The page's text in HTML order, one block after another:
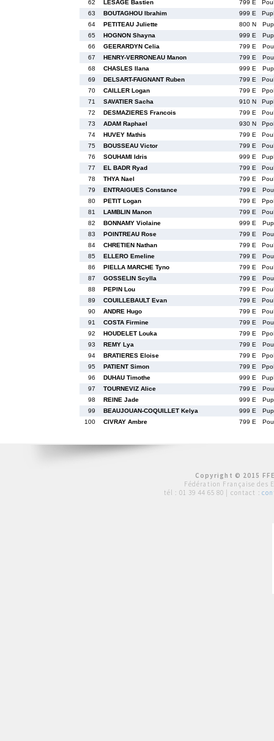
62
LESAGE Bastien 799 E
63
BOUTAGHOU Ibrahim 999 E
64
PETITEAU Juliette 800 N
65
HOGNON Shayna 999 E
66
GEERARDYN Celia 799 E
67
HENRY-VERRONEAU Manon 799 E
68
CHASLES Ilana 999 E
69
DELSART-FAIGNANT Ruben 799 E
70
CAILLER Logan 799 E
71
SAVATIER Sacha 910 N
72
DESMAZIERES Francois 799 E
73
ADAM Raphael 930 N
74
HUVEY Mathis 799 E
75
BOUSSEAU Victor 799 E
76
SOUHAMI Idris 999 E
77
EL BADR Ryad 799 E
78
THYA Nael 799 E
79
ENTRAIGUES Constance 799 E
80
PETIT Logan 799 E
81
LAMBLIN Manon 799 E
82
BONNAMY Violaine 999 E
83
POINTREAU Rose 799 E
84
CHRETIEN Nathan 799 E
85
ELLERO Emeline 799 E
86
PIELLA MARCHE Tyno 799 E
87
GOSSELIN Scylla 799 E
88
PEPIN Lou 799 E
89
COUILLEBAULT Evan 799 E
90
ANDRE Hugo 799 E
91
COSTA Firmine 799 E
92
HOUDELET Louka 799 E
93
REMY Lya 799 E
94
BRATIERES Eloise 799 E
95
PATIENT Simon 799 E
96
DUHAU Timothe 999 E
97
TOURNEVIZ Alice 799 E
98
REINE Jade 999 E
99
BEAUJOUAN-COQUILLET Kelya 999 E
100
CIVRAY Ambre 799 E
Copyright © 2015
Fédération Française des
tél : 01 39 44 65 80 | contact :